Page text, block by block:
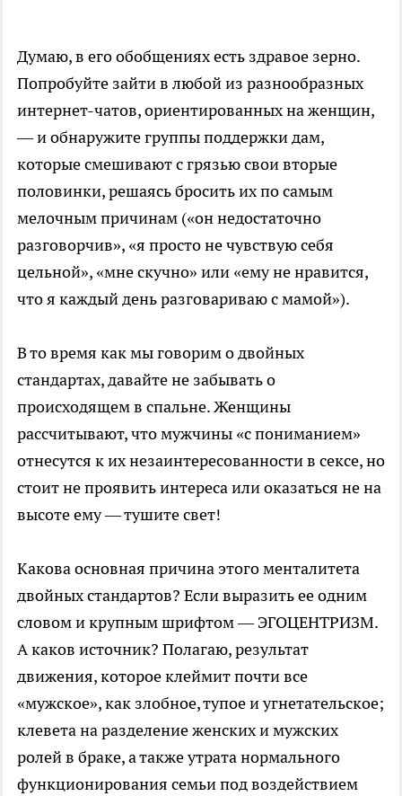
Думаю, в его обобщениях есть здравое зерно.
Попробуйте зайти в любой из разнообразных
интернет-чатов, ориентированных на женщин,
— и обнаружите группы поддержки дам,
которые смешивают с грязью свои вторые
половинки, решаясь бросить их по самым
мелочным причинам («он недостаточно
разговорчив», «я просто не чувствую себя
цельной», «мне скучно» или «ему не нравится,
что я каждый день разговариваю с мамой»).
В то время как мы говорим о двойных
стандартах, давайте не забывать о
происходящем в спальне. Женщины
рассчитывают, что мужчины «с пониманием»
отнесутся к их незаинтересованности в сексе, но
стоит не проявить интереса или оказаться не на
высоте ему — тушите свет!
Какова основная причина этого менталитета
двойных стандартов? Если выразить ее одним
словом и крупным шрифтом — ЭГОЦЕНТРИЗМ.
А каков источник? Полагаю, результат
движения, которое клеймит почти все
«мужское», как злобное, тупое и угнетательское;
клевета на разделение женских и мужских
ролей в браке, а также утрата нормального
функционирования семьи под воздействием